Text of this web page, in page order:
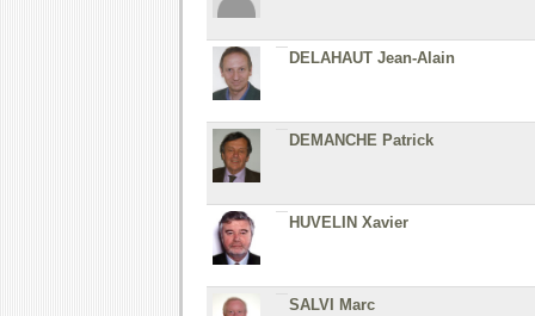
DELAHAUT Jean-Alain
DEMANCHE Patrick
HUVELIN Xavier
SALVI Marc